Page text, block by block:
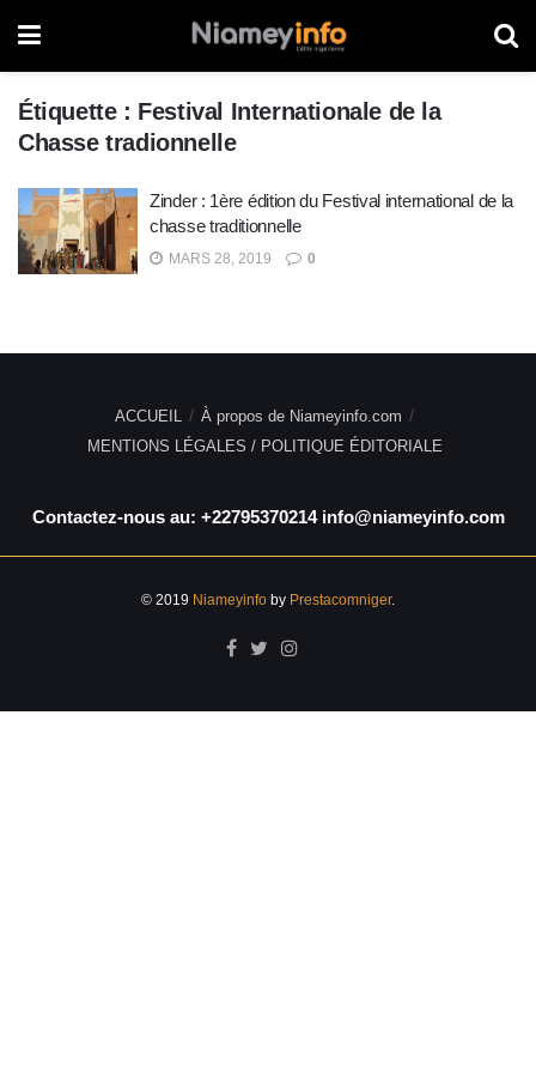
Étiquette : Festival Internationale de la
Chasse tradionnelle
Zinder : 1ère édition du Festival international de la
chasse traditionnelle
MARS 28, 2019 0
ACCUEIL
À propos de Niameyinfo.com
MENTIONS LÉGALES / POLITIQUE ÉDITORIALE
Contactez-nous au: +22795370214 info@niameyinfo.com
© 2019 Niameyinfo by Prestacomniger.